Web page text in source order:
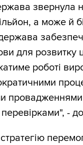
звернула
а може й
для розвитку
роботі
-